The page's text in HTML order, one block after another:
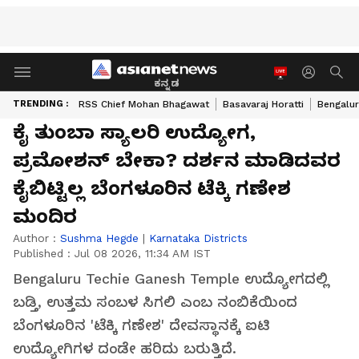
ಕನ್ನಡ
TRENDING : RSS Chief Mohan Bhagawat Basavaraj Horatti
ಕೈ ತುಂಬಾ ಸ್ಯಾಲರಿ ಉದ್ಯೋಗ,
ಪ್ರಮೋಶನ್ ಬೇಕಾ? ದರ್ಶನ ಮಾಡಿದವರ
ಕೈಬಿಟ್ಟಿಲ್ಲ ಬೆಂಗಳೂರಿನ ಟೆಕ್ಕಿ ಗಣೇಶ
ಮಂದಿರ
Author : Sushma Hegde | Karnataka Districts
Published : Jul 08 2026, 11:34 AM IST
Bengaluru Techie Ganesh Temple ಉದ್ಯೋಗದಲ್ಲಿ
ಬಡ್ತಿ, ಉತ್ತಮ ಸಂಬಳ ಸಿಗಲಿ ಎಂಬ ನಂಬಿಕೆಯಿಂದ
ಬೆಂಗಳೂರಿನ 'ಟೆಕ್ಕಿ ಗಣೇಶ' ದೇವಸ್ಥಾನಕ್ಕೆ ಐಟಿ
ಉದ್ಯೋಗಿಗಳ ದಂಡೇ ಹರಿದು ಬರುತ್ತಿದೆ.